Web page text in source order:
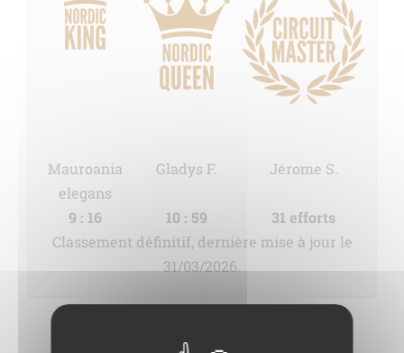
Mauroania
elegans
Gladys F. Jérome S.
9 : 16 10 : 59
31 efforts
Classement définitif, dernière mise à jour le
31/03/2026.